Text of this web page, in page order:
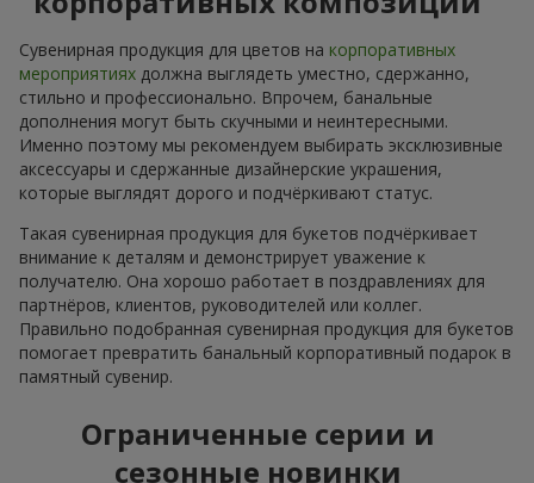
Сувенирная продукция для цветов на корпоративных
мероприятиях должна выглядеть уместно, сдержанно,
стильно и профессионально. Впрочем, банальные
дополнения могут быть скучными и неинтересными.
Именно поэтому мы рекомендуем выбирать эксклюзивные
аксессуары и сдержанные дизайнерские украшения,
которые выглядят дорого и подчёркивают статус.
Такая сувенирная продукция для букетов подчёркивает
внимание к деталям и демонстрирует уважение к
получателю. Она хорошо работает в поздравлениях для
партнёров, клиентов, руководителей или коллег.
Правильно подобранная сувенирная продукция для букетов
помогает превратить банальный корпоративный подарок в
памятный сувенир.
Ограниченные серии и
сезонные новинки